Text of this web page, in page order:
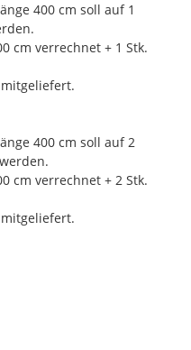
400 cm soll auf 1
cm verrechnet + 1 Stk.
400 cm soll auf 2
cm verrechnet + 2 Stk.